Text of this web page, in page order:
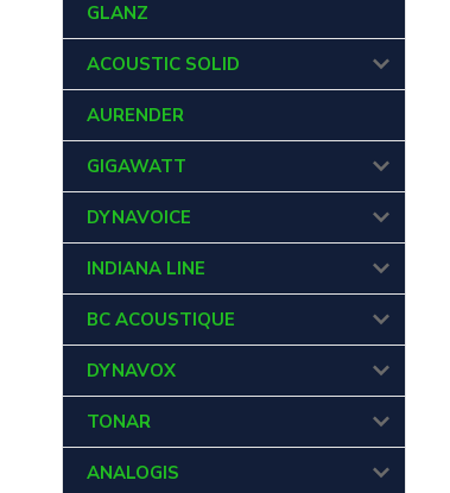
GLANZ
ACOUSTIC SOLID
AURENDER
GIGAWATT
DYNAVOICE
INDIANA LINE
BC ACOUSTIQUE
DYNAVOX
TONAR
ANALOGIS